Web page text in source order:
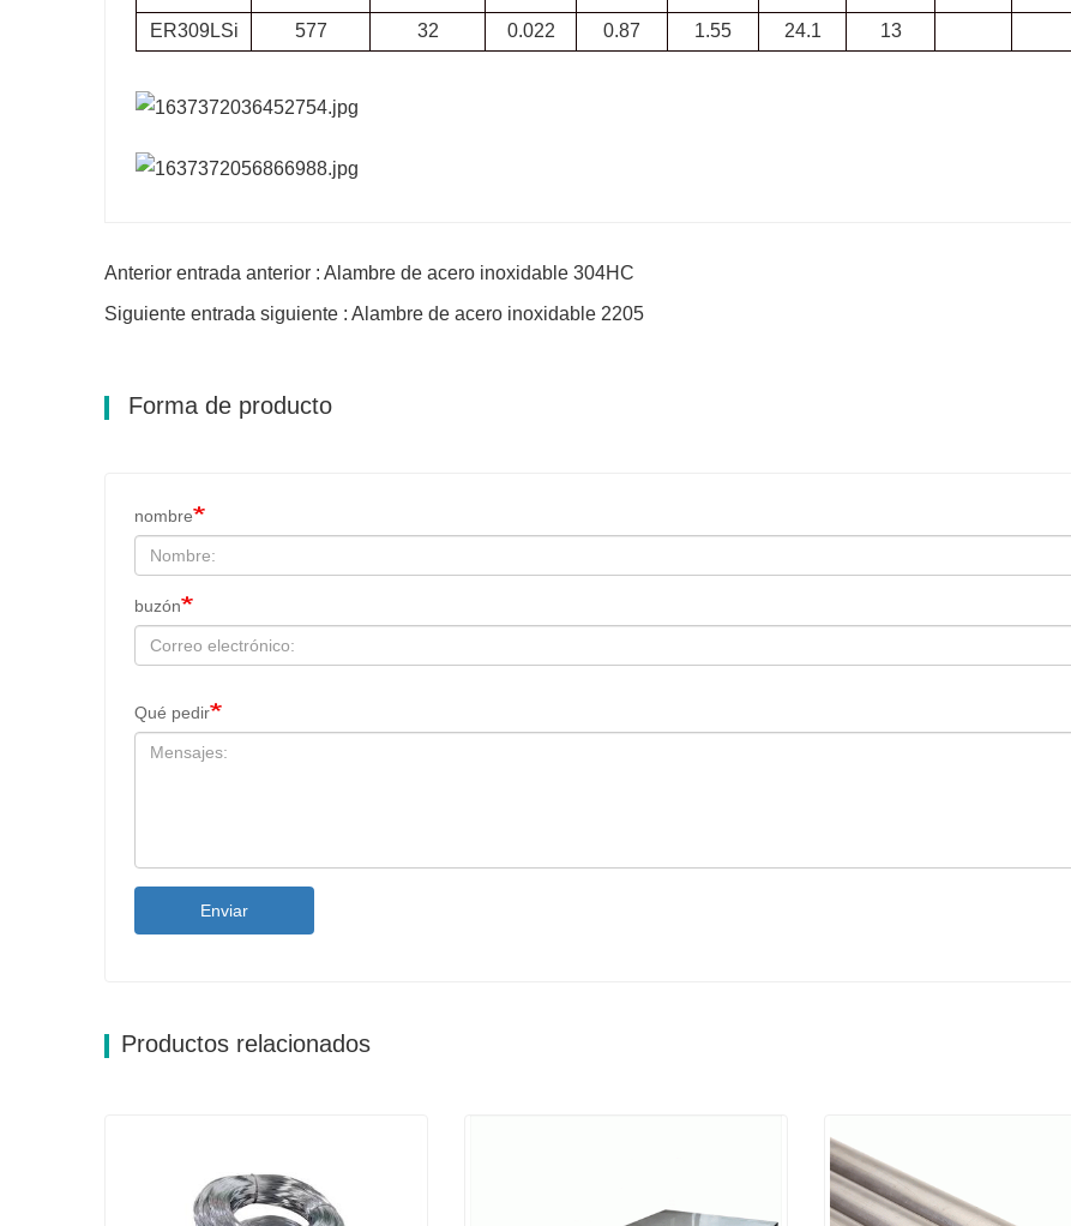
ER309LSi
577 32 0.022 0.87 1.55 24.1 13
Anterior entrada anterior : Alambre de acero inoxidable 304HC
Siguiente entrada siguiente : Alambre de acero inoxidable 2205
Forma de producto
nombre
buzón
Qué pedir
Enviar
Productos relacionados